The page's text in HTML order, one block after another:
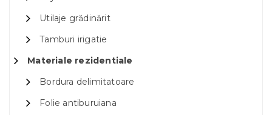
Utilaje grădinărit
Tamburi irigatie
Materiale rezidentiale
Bordura delimitatoare
Folie antiburuiana